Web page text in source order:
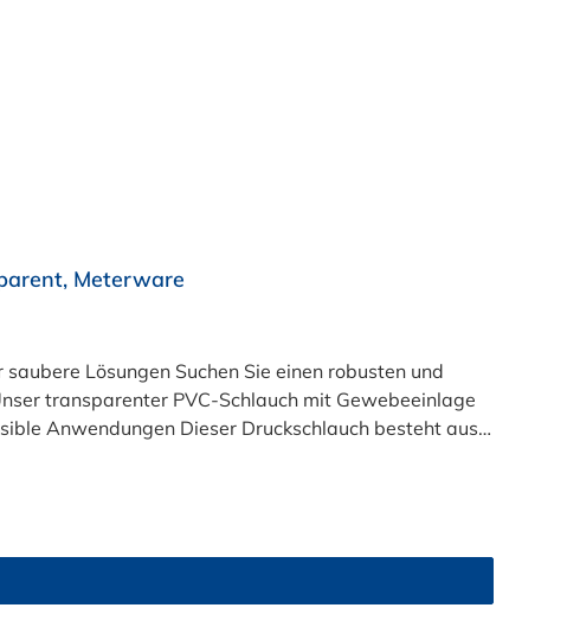
Meterware
Sie einen robusten und
transparenter PVC-Schlauch mit Gewebeeinlage
Anwendungen Dieser Druckschlauch besteht aus
und LABS-frei produziert. In der transparenten
fetthaltige Medien oder Bier in Schankanlagen. Bei
Vor dem Ersteinsatz mit Lebensmitteln oder